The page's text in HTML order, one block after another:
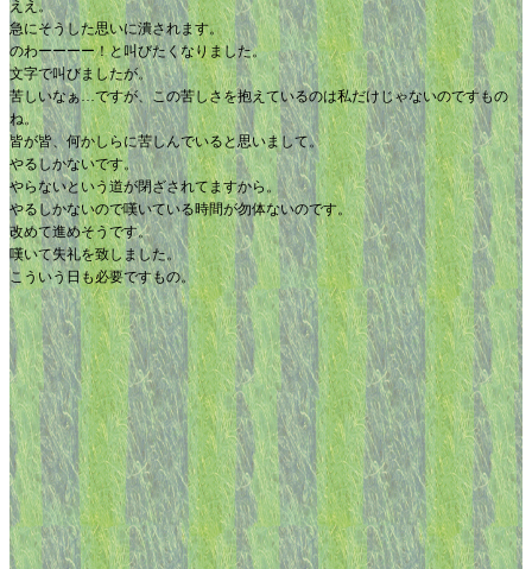
ええ。
急にそうした思いに潰されます。
のわーーーー！と叫びたくなりました。
文字で叫びましたが。
苦しいなぁ…ですが、この苦しさを抱えているのは私だけじゃないのですもの
ね。
皆が皆、何かしらに苦しんでいると思いまして。
やるしかないです。
やらないという道が閉ざされてますから。
やるしかないので嘆いている時間が勿体ないのです。
改めて進めそうです。
嘆いて失礼を致しました。
こういう日も必要ですもの。